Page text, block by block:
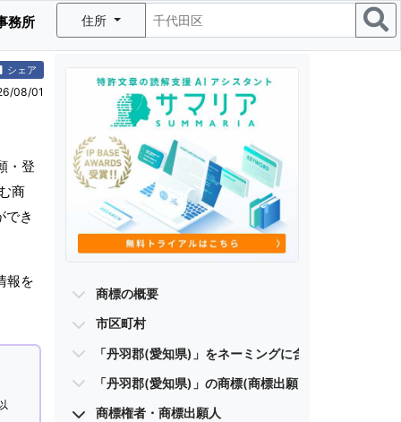
務所 住所
シェア
08/01
・登
商
でき
報を
商標の概要
市区町村
「丹羽郡(愛知県)」をネーミングに含む商標
「丹羽郡(愛知県)」の商標(商標出願・登録商標)
商標権者・商標出願人